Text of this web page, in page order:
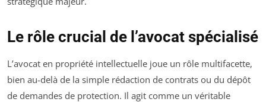
Le rôle crucial de l’avocat spécialisé
L’avocat en propriété intellectuelle joue un rôle multifacette,
bien au-delà de la simple rédaction de contrats ou du dépôt
de demandes de protection. Il agit comme un véritable